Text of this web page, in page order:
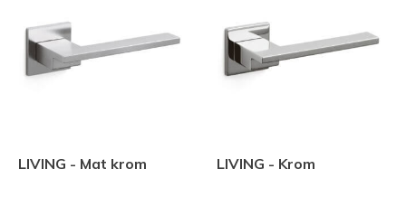
LIVING - Mat krom LIVING - Krom